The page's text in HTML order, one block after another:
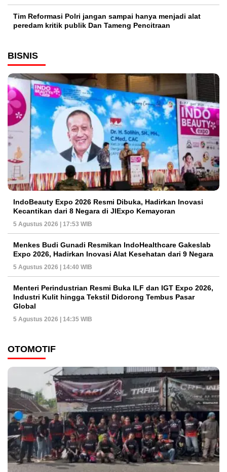
Tim Reformasi Polri jangan sampai hanya menjadi alat
peredam kritik publik Dan Tameng Pencitraan
BISNIS
IndoBeauty Expo 2026 Resmi Dibuka, Hadirkan Inovasi
Kecantikan dari 8 Negara di JIExpo Kemayoran
5 Agustus 2026 | 17:53 WIB
Menkes Budi Gunadi Resmikan IndoHealthcare Gakeslab
Expo 2026, Hadirkan Inovasi Alat Kesehatan dari 9 Negara
5 Agustus 2026 | 14:40 WIB
Menteri Perindustrian Resmi Buka ILF dan IGT Expo 2026,
Industri Kulit hingga Tekstil Didorong Tembus Pasar
Global
5 Agustus 2026 | 14:35 WIB
OTOMOTIF